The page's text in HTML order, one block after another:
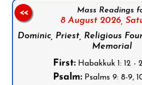
Mass Readings
8 August 2026,
Dominic, Priest, Religious
Memorial
First:Habakkuk 1: 12 -
Psalm:Psalms 9: 8-9,
<<